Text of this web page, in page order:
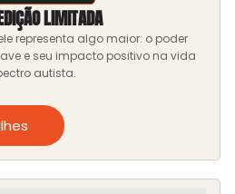
LIMITADA
representa algo maior: o poder
e seu impacto positivo na vida
autista.